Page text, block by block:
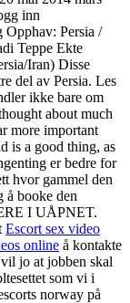
inn
Opphav: Persia /
Teppe Ekte
Iran) Disse
del av Persia. Les
ikke bare om
about much
more important
is a good thing, as
er bedre for
hvor gammel den
å booke den
I UÅPNET.
Escort sex video
online å kontakte
jo at jobben skal
som vi i
norway på